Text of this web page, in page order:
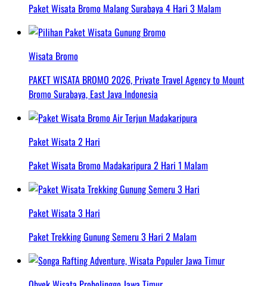
Paket Wisata Bromo Malang Surabaya 4 Hari 3 Malam
Wisata Bromo
PAKET WISATA BROMO 2026, Private Travel Agency to Mount
Bromo Surabaya, East Java Indonesia
Paket Wisata 2 Hari
Paket Wisata Bromo Madakaripura 2 Hari 1 Malam
Paket Wisata 3 Hari
Paket Trekking Gunung Semeru 3 Hari 2 Malam